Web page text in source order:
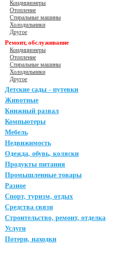
Кондиционеры
Отопление
Стиральные машины
Холодильники
Другое
Ремонт, обслуживание
Кондиционеры
Отопление
Стиральные машины
Холодильники
Другое
Детские сады - путевки
Животные
Книжный развал
Компьютеры
Мебель
Недвижимость
Одежда, обувь, коляски
Продукты питания
Промышленные товары
Разное
Спорт, туризм, отдых
Средства связи
Строительство, ремонт, отделка
Услуги
Потери, находки